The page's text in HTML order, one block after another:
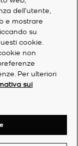
dell'utente,
e mostrare
su
cookie.
non
Per ulteriori
sui